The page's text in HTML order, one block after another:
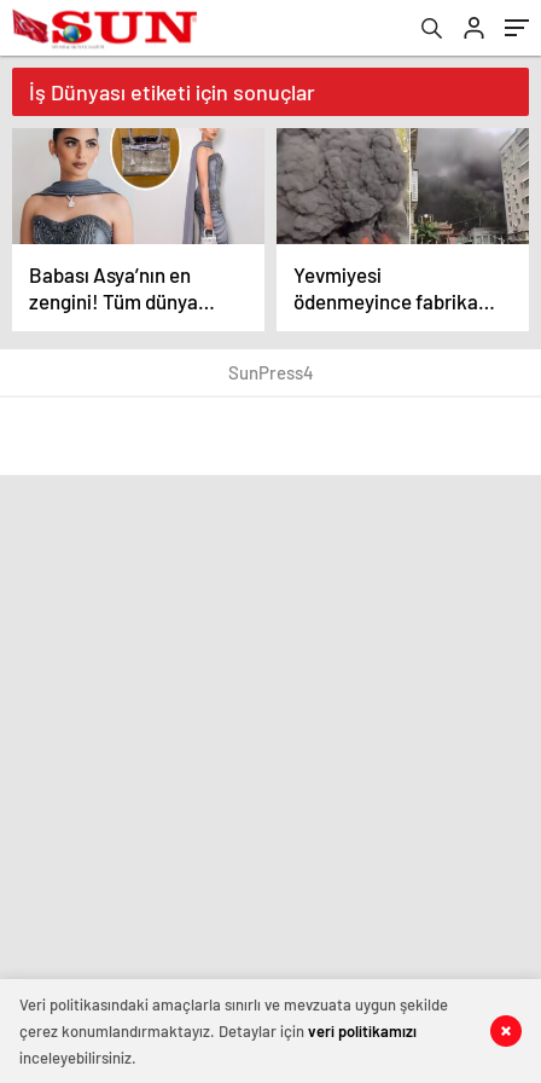
İş Dünyası etiketi için sonuçlar
Babası Asya’nın en
zengini! Tüm dünya
elindeki çantanın
fiyatını konuşuyor
Yevmiyesi
ödenmeyince fabrikayı
ateşe verdi
SunPress4
Veri politikasındaki amaçlarla sınırlı ve mevzuata uygun şekilde
çerez konumlandırmaktayız. Detaylar içinveri politikamızı
inceleyebilirsiniz.